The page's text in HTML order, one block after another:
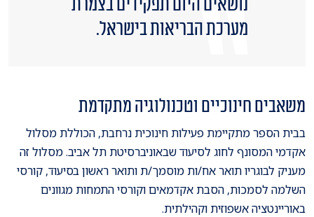
מערכת הבריאות בישראל.
משאבים חינוכיים וטכנולוגיה מתקדמת
בבית הספר מתקיימת פעילות חינוכית נרחבת, הכוללת מסלול
אקדמי המסונף לחוג לסיעוד שבאוניברסיטת תל אביב. מסלול זה
מעניק לבוגריו תואר אח/ות מוסמך/ת ותואר ראשון בסיעוד, קורסי
השלמה לסמכות, הסבת אקדמאים וקורסי התמחות מגוונים
באוריינטציה אשפוזית וקהילתית.